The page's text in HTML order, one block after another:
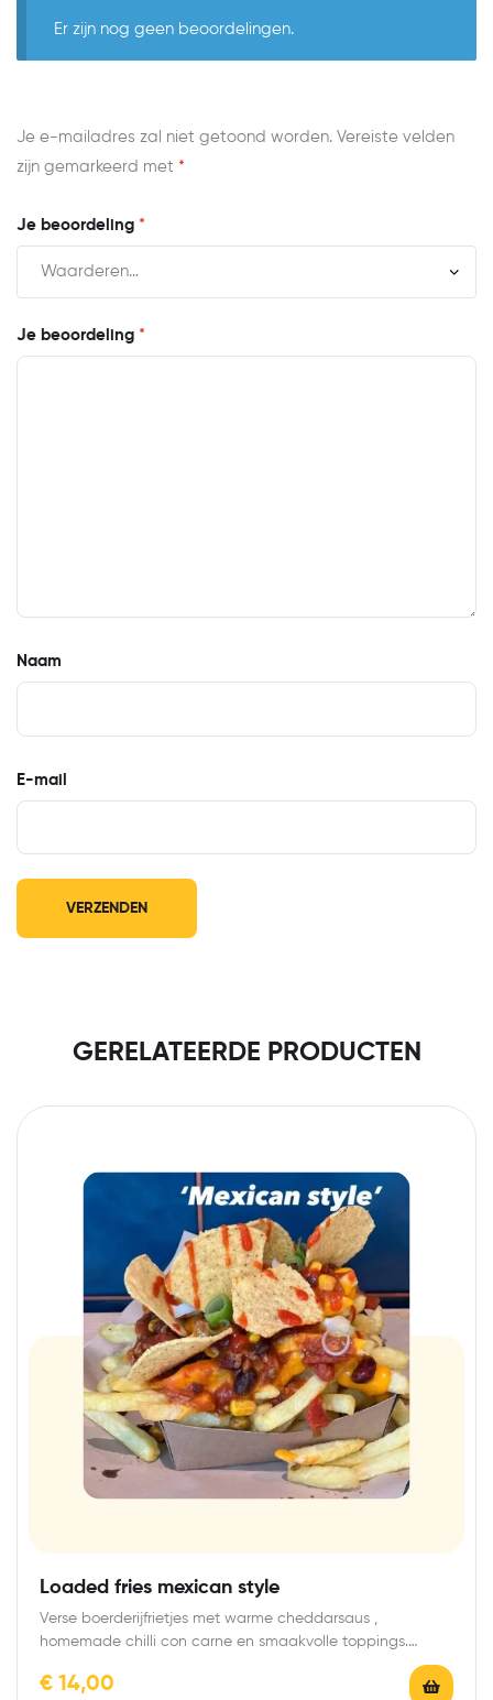
Er zijn nog geen beoordelingen.
Je e-mailadres zal niet getoond worden. Vereiste velden
zijn gemarkeerd met *
Je beoordeling *
Je beoordeling *
Naam
E-mail
GERELATEERDE PRODUCTEN
Loaded fries mexican style
Verse boerderijfrietjes met warme cheddarsaus ,
homemade chilli con carne en smaakvolle toppings.
€ 14,00